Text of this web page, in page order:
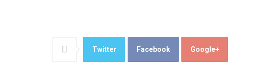
Twitter Facebook Google+